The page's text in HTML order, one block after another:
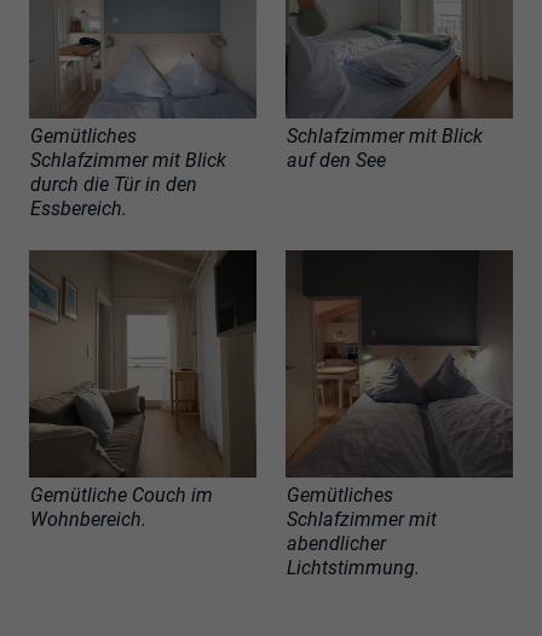
Gemütliches
Schlafzimmer mit Blick
durch die Tür in den
Essbereich.
Schlafzimmer mit Blick
auf den See
Gemütliche Couch im
Wohnbereich.
Gemütliches
Schlafzimmer mit
abendlicher
Lichtstimmung.